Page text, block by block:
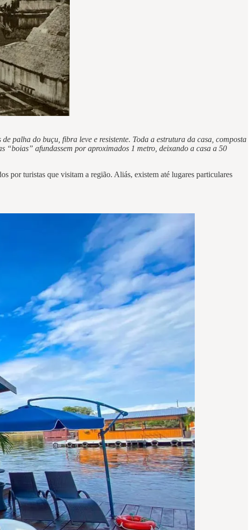
palha do buçu, fibra leve e resistente. Toda a estrutura da casa, composta
“boias” afundassem por aproximados 1 metro, deixando a casa a 50
por turistas que visitam a região. Aliás, existem até lugares particulares